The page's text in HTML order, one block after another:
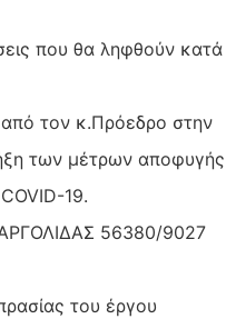
που θα ληφθούν κατά
από τον κ.Πρόεδρο στην
των μέτρων αποφυγής
19.
56380/9027
του έργου